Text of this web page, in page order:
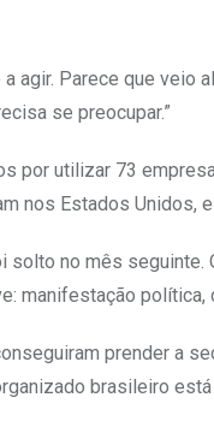
agir. Parece que veio
se preocupar.”
por utilizar 73
nos Estados Unidos,
no mês
política,
prender a
brasileiro